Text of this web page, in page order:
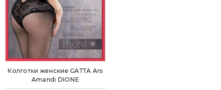
Колготки женские GATTA Ars
Amandi DIONE